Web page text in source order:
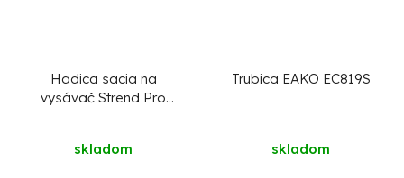
Hadica sacia na
vysávač Strend Pro
skladom
Trubica EAKO EC819S
skladom